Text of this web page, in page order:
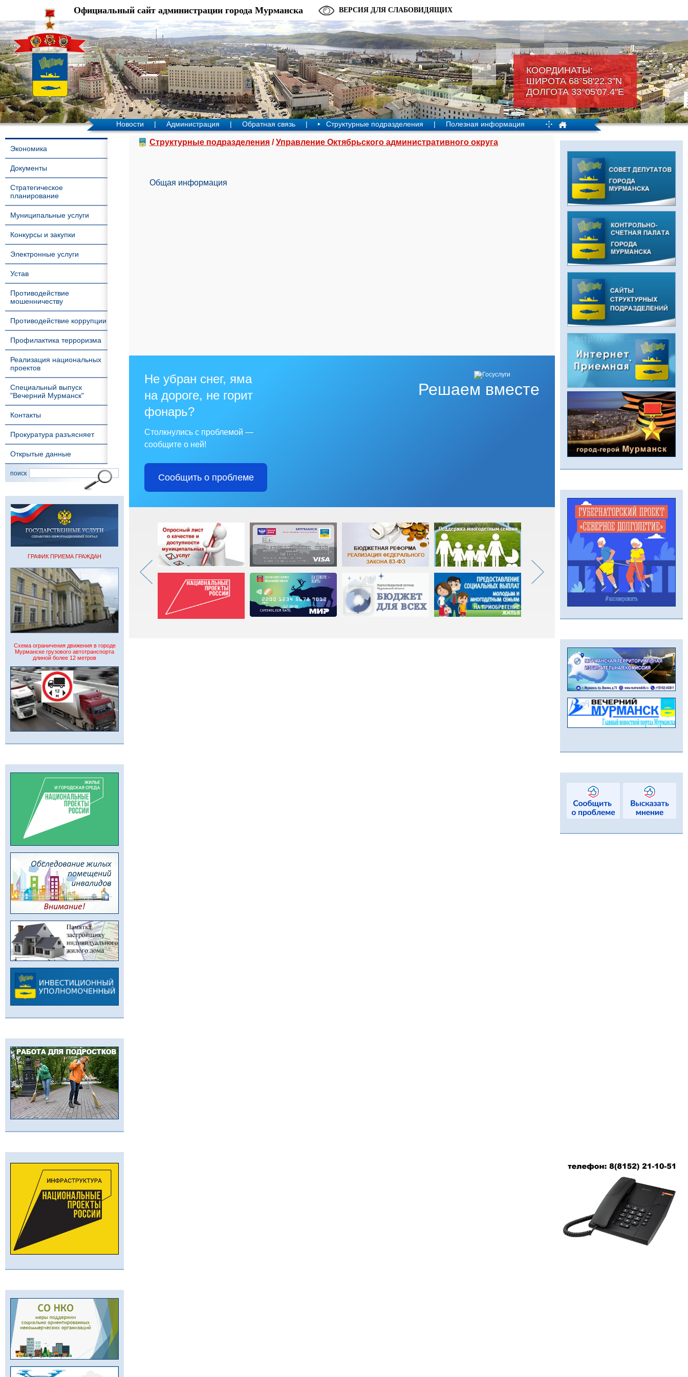
КООРДИНАТЫ:
ШИРОТА 68°58'22.3"N
ДОЛГОТА 33°05'07.4"Е
Официальный сайт администрации города Мурманска ВЕРСИЯ ДЛЯ СЛАБОВИДЯЩИХ
Новости | Администрация | Обратная связь | Структурные подразделения | Полезная информация
Экономика
Документы
Стратегическое
планирование
Муниципальные услуги
Конкурсы и закупки
Электронные услуги
Устав
Противодействие
мошенничеству
Противодействие коррупции
Профилактика терроризма
Реализация национальных
проектов
Специальный выпуск
"Вечерний Мурманск"
Контакты
Прокуратура разъясняет
Открытые данные
поиск
ГРАФИК ПРИЕМА ГРАЖДАН
Схема ограничения движения в городе
Мурманске грузового автотранспорта
длиной более 12 метров
Структурные подразделения /Управление Октябрьского административного округа
Общая информация
Решаем вместе
Не убран снег, яма
на дороге, не горит
фонарь?
Столкнулись с проблемой —
сообщите о ней!
Сообщить о проблеме